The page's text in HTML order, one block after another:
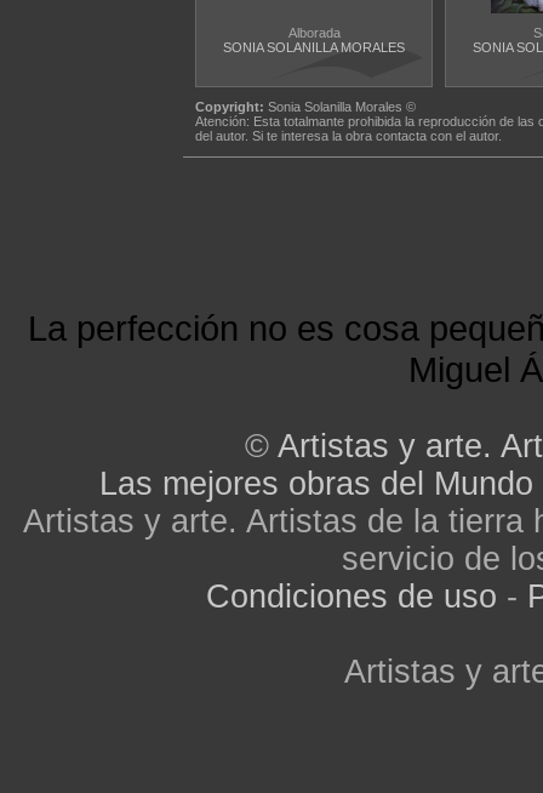
Alborada
SONIA SOLANILLA MORALES
SONIA
Copyright: Sonia Solanilla Morales ©
Atención: Esta totalmante prohibida la reproducción de
del autor. Si te interesa la obra contacta con el autor.
La perfección no es cosa
Miguel
© Artistas y arte.
Las mejores obras del Mundo
Artistas y arte. Artistas de la tierra
servicio de
Condiciones de uso -
Artistas y